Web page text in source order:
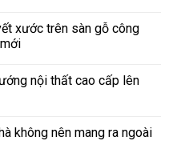
xước trên sàn gỗ công
nội thất cao cấp lên
không nên mang ra ngoài